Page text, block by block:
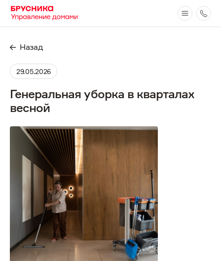
Назад
29.05.2026
Генеральная уборка в кварталах
весной